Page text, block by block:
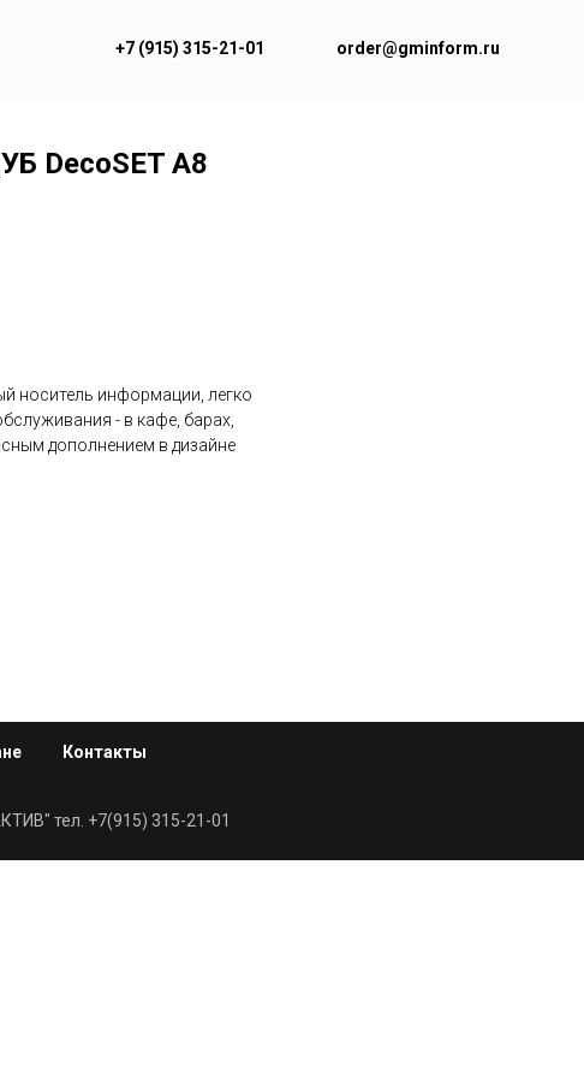
+7 (915) 315-21-01 order@gminform.ru
DecoSET А8
носитель информации, легко
- в кафе, барах,
дополнением в дизайне
Контакты
тел. +7(915) 315-21-01